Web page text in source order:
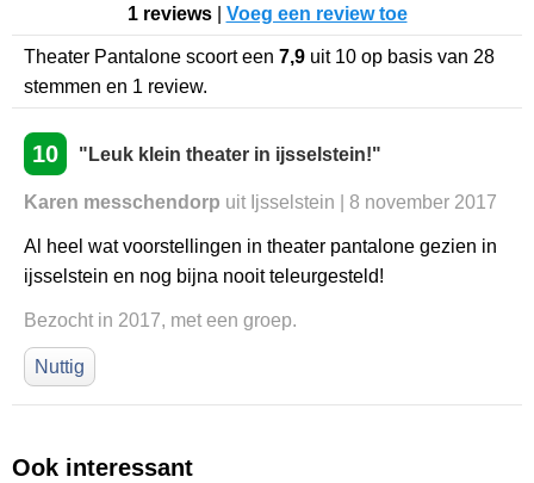
1 reviews| Voeg een review toe
Theater Pantalone scoort een 7,9 uit 10 op basis van 28
stemmen en 1 review.
10 "Leuk klein theater in ijsselstein!"
Karen messchendorp uit Ijsselstein | 8 november 2017
Al heel wat voorstellingen in theater pantalone gezien in
ijsselstein en nog bijna nooit teleurgesteld!
Bezocht in 2017, met een groep.
Nuttig
Ook interessant